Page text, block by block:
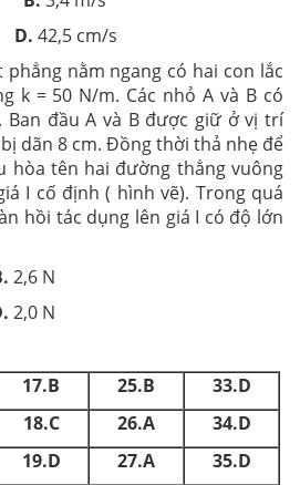
D. 42,5 cm/s
nằm ngang có hai con lắc
k = 50 N/m. Các nhỏ A và B có
Ban đầu A và B được giữ ở vị trí
dãn 8 cm. Đồng thời thả nhẹ để
hòa tên hai đường thẳng vuông
I cố định ( hình vẽ). Trong quá
hồi tác dụng lên giá I có độ lớn
2,6 N
2,0 N
17.B 25.B
33.D
18.C 26.A
34.D
19.D 27.A
35.D